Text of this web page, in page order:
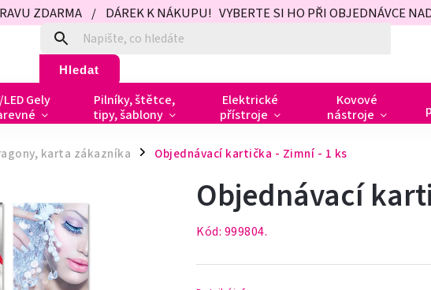
ZDARMA / DÁREK K NÁKUPU! VYBERTE SI HO PŘI OBJEDNÁVCE
Hledat
LED Gely
Pilníky, štětce,
tipy, šablony
Elektrické
přístroje
Kovové
nástroje
karta zákazníka / Objednávací kartička - Zimní - 1 ks
Objednávací
Kód: 999804.